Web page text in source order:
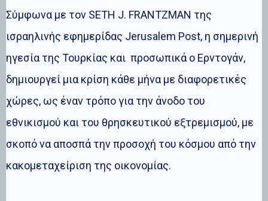
Σύμφωνα με τον SETH J. FRANTZMAN της
ισραηλινής εφημερίδας Jerusalem Post, η σημερινή
ηγεσία της Τουρκίας και προσωπικά ο Ερντογάν,
δημιουργεί μια κρίση κάθε μήνα με διαφορετικές
χώρες, ως έναν τρόπο για την άνοδο του
εθνικισμού και του θρησκευτικού εξτρεμισμού, με
σκοπό να αποσπά την προσοχή του κόσμου από την
κακομεταχείριση της οικονομίας.